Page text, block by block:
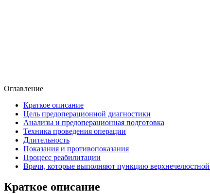
Оглавление
Краткое описание
Цель предоперационной диагностики
Анализы и предоперационная подготовка
Техника проведения операции
Длительность
Показания и противопоказания
Процесс реабилитации
Врачи, которые выполняют пункцию
Краткое описание